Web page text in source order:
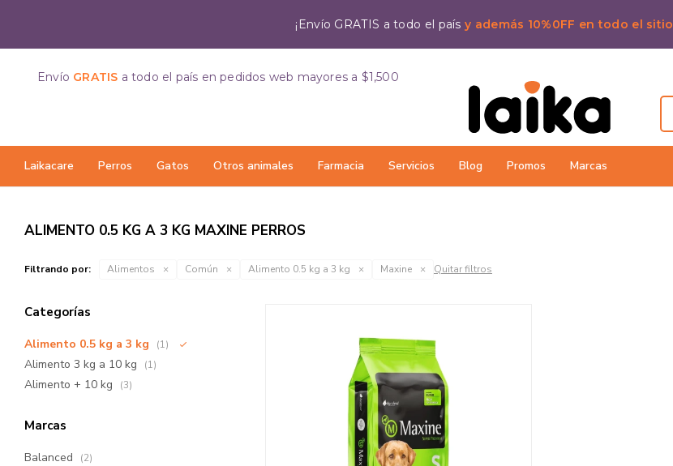
¡Envío GRATIS a todo el paísy además 10%0FF en todo el sitio
Laikacare Perros Gatos Otros animales Farmacia Servicios Blog Promos Marcas
Envío GRATIS a todo el país en pedidos web mayores a $1,500
ALIMENTO 0.5 KG A 3 KG MAXINE PERROS
Filtrando por: Alimentos Común Alimento 0.5 kg a 3 kg Maxine Quitar filtros
Categorías
Alimento 0.5 kg a 3 kg (1)
Alimento 3 kg a 10 kg (1)
Alimento + 10 kg (3)
Marcas
Balanced (2)